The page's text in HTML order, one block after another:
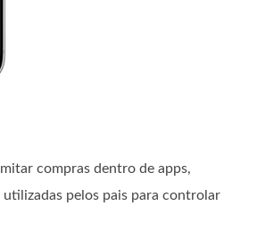
compras dentro de apps,
pelos pais para controlar